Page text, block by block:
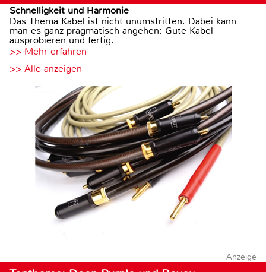
Schnelligkeit und Harmonie
Das Thema Kabel ist nicht unumstritten. Dabei kann
man es ganz pragmatisch angehen: Gute Kabel
ausprobieren und fertig.
>> Mehr erfahren
>> Alle anzeigen
Anzeige